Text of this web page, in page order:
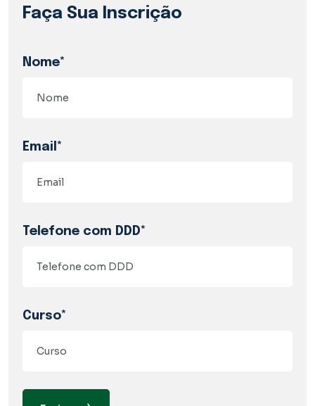
Faça Sua Inscrição
Nome*
Email*
Telefone com DDD*
Curso*